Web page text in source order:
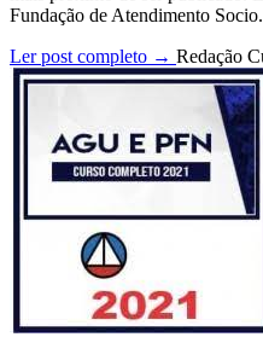
Fundação de Atendimento
Ler post completo → Redação